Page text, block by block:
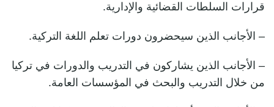
قرارات السلطات القضائية والإدارية.
– الأجانب الذين سيحضرون دورات تعلم اللغة التركية.
– الأجانب الذين يشاركون في التدريب والدورات في تركيا
من خلال التدريب والبحث في المؤسسات العامة.